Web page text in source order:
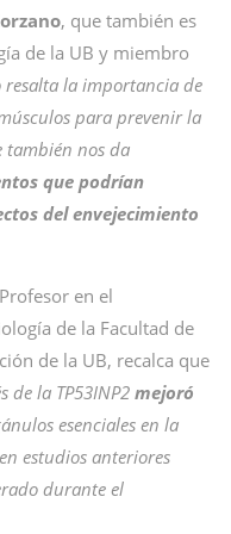
, que también es
de la UB y miembro
resalta la importancia de
para prevenir la
también nos da
que podrían
del envejecimiento
en el
de la Facultad de
de la UB, recalca que
de la TP53INP2 mejoró
esenciales en la
estudios anteriores
durante el